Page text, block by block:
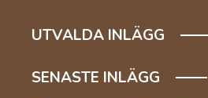
UTVALDA INLÄGG
SENASTE INLÄGG